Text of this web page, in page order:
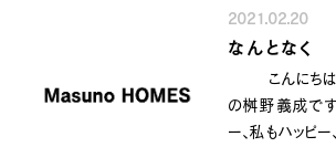
ったのでしょ
山があります
顔晴りたいと
はまた〜。。
2021.02.20
なんとなく
こんにちは
の桝野義成で
ー、私もハッピ